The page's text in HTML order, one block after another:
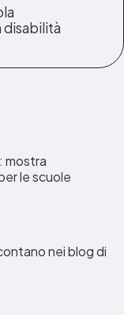
disabilità
mostra
le scuole
nei blog di